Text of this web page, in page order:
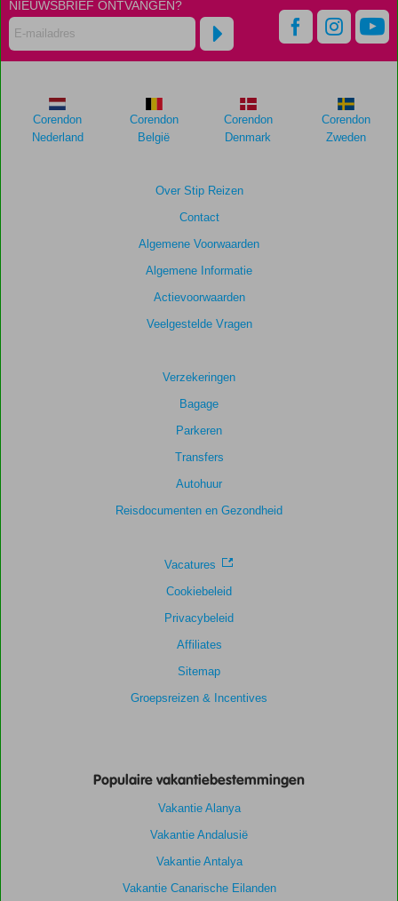
48
maanden
niet
weergegeven
om
de
9,0
Kamers
7,2
NIEUWSBRIEF ONTVANGEN?
Over Stip Reizen
Contact
Algemene Voorwaarden
Algemene Informatie
Actievoorwaarden
Veelgestelde Vragen
Verzekeringen
Bagage
Parkeren
Transfers
Autohuur
Reisdocumenten en Gezondheid
Vacatures
Cookiebeleid
Privacybeleid
Affiliates
Sitemap
Groepsreizen & Incentives
Corendon
Nederland
Corendon
België
Corendon
Denmark
Corendon
Zweden
Populaire vakantiebestemmingen
Vakantie Alanya
Vakantie Andalusië
Vakantie Antalya
Vakantie Canarische Eilanden